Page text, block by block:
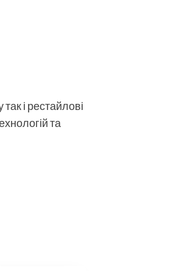
і рестайлові
та